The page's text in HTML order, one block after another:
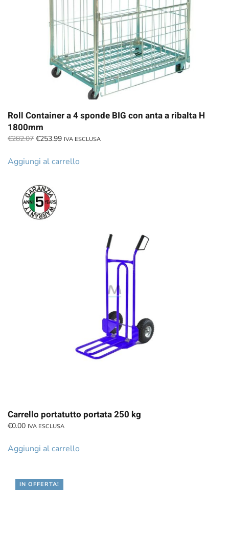
Roll Container a 4 sponde BIG con anta a ribalta H
1800mm
€282.07 Il
originale
€253.99Il
attuale
IVA ESCLUSA
Aggiungi al carrello
Carrello portatutto portata 250 kg
€0.00 IVA ESCLUSA
Aggiungi al carrello
IN OFFERTA!